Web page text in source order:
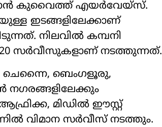
കുവൈത്ത് എയര്‍വേയ്‌സ്.
ഇടങ്ങളിലേക്കാണ്
നിലവില്‍ കമ്പനി
സര്‍വീസുകളാണ് നടത്തുന്നത്.
ചെന്നൈ, ബെംഗളൂരു,
നഗരങ്ങളിലേക്കും
മിഡില്‍ ഈസ്റ്റ്
വിമാന സര്‍വീസ് നടത്തും.